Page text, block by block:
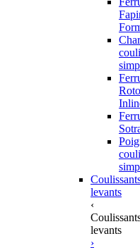
Roto
levants
‹
levants
›